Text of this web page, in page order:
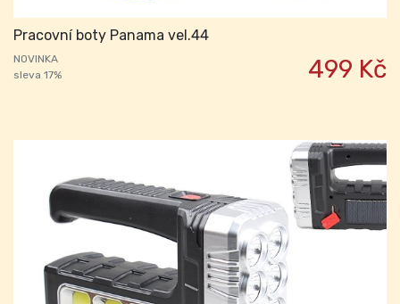
Pracovní boty Panama vel.44
NOVINKA
sleva 17%
499 Kč